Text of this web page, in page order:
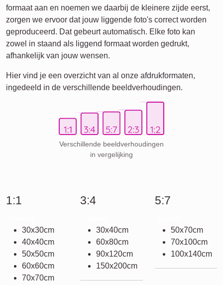
formaat aan en noemen we daarbij de kleinere zijde eerst,
zorgen we ervoor dat jouw liggende foto's correct worden
geproduceerd. Dat gebeurt automatisch. Elke foto kan
zowel in staand als liggend formaat worden gedrukt,
afhankelijk van jouw wensen.
Hier vind je een overzicht van al onze afdrukformaten,
ingedeeld in de verschillende beeldverhoudingen.
Verschillende beeldverhoudingen
in vergelijking
1:1
30x30cm
40x40cm
50x50cm
60x60cm
70x70cm
3:4
30x40cm
60x80cm
90x120cm
150x200cm
5:7
50x70cm
70x100cm
100x140cm